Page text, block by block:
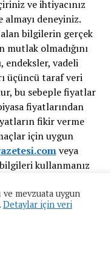
ve ihtiyacınız
deneyiniz.
bilgilerin gerçek
mutlak olmadığını
endeksler, vadeli
üçüncü taraf veri
bu sebeple fiyatlar
fiyatlarından
fikir verme
için uygun
veya
kullanmanız
ve mevzuata uygun
Detaylar için veri